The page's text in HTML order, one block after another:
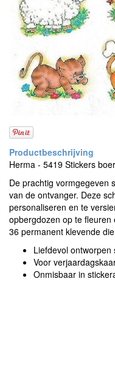
Herma - 5419 Stickers
De prachtig vormgegeven
van de ontvanger. Deze
personaliseren en te
opbergdozen op te
36 permanent klevende
Liefdevol
Voor
Onmisbaar in